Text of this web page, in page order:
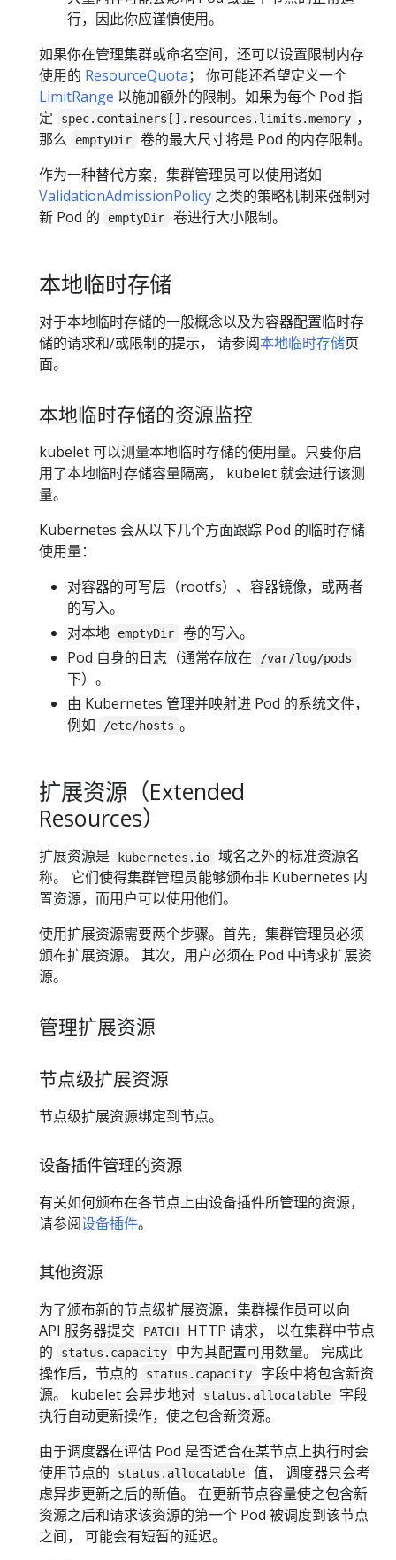
行，因此你应谨慎使用。
如果你在管理集群或命名空间，还可以设置限制内存
使用的 ResourceQuota； 你可能还希望定义一个
LimitRange 以施加额外的限制。如果为每个 Pod 指
定
spec.containers[].resources.limits.memory ，
那么
emptyDir
卷的最大尺寸将是 Pod 的内存限制。
作为一种替代方案，集群管理员可以使用诸如
ValidationAdmissionPolicy 之类的策略机制来强制对
新 Pod 的
emptyDir 卷进行大小限制。
本地临时存储
对于本地临时存储的一般概念以及为容器配置临时存
储的请求和/或限制的提示， 请参阅本地临时存储页
面。
本地临时存储的资源监控
kubelet 可以测量本地临时存储的使用量。只要你启
用了本地临时存储容量隔离， kubelet 就会进行该测
量。
Kubernetes 会从以下几个方面跟踪 Pod 的临时存储
使用量：
对容器的可写层（rootfs）、容器镜像，或两者
的写入。
对本地
emptyDir
卷的写入。
Pod 自身的日志（通常存放在
/var/log/pods
下）。
由 Kubernetes 管理并映射进 Pod 的系统文件，
例如
/etc/hosts 。
扩展资源（Extended
Resources）
扩展资源是 kubernetes.io
域名之外的标准资源名
称。 它们使得集群管理员能够颁布非 Kubernetes 内
置资源，而用户可以使用他们。
使用扩展资源需要两个步骤。首先，集群管理员必须
颁布扩展资源。 其次，用户必须在 Pod 中请求扩展资
源。
管理扩展资源
节点级扩展资源
节点级扩展资源绑定到节点。
设备插件管理的资源
有关如何颁布在各节点上由设备插件所管理的资源，
请参阅设备插件。
其他资源
为了颁布新的节点级扩展资源，集群操作员可以向
API 服务器提交
PATCH
HTTP 请求， 以在集群中节点
的
status.capacity
中为其配置可用数量。 完成此
操作后，节点的
status.capacity
字段中将包含新资
源。 kubelet 会异步地对
status.allocatable
字段
执行自动更新操作，使之包含新资源。
由于调度器在评估 Pod 是否适合在某节点上执行时会
使用节点的
status.allocatable
值， 调度器只会考
虑异步更新之后的新值。 在更新节点容量使之包含新
资源之后和请求该资源的第一个 Pod 被调度到该节点
之间， 可能会有短暂的延迟。